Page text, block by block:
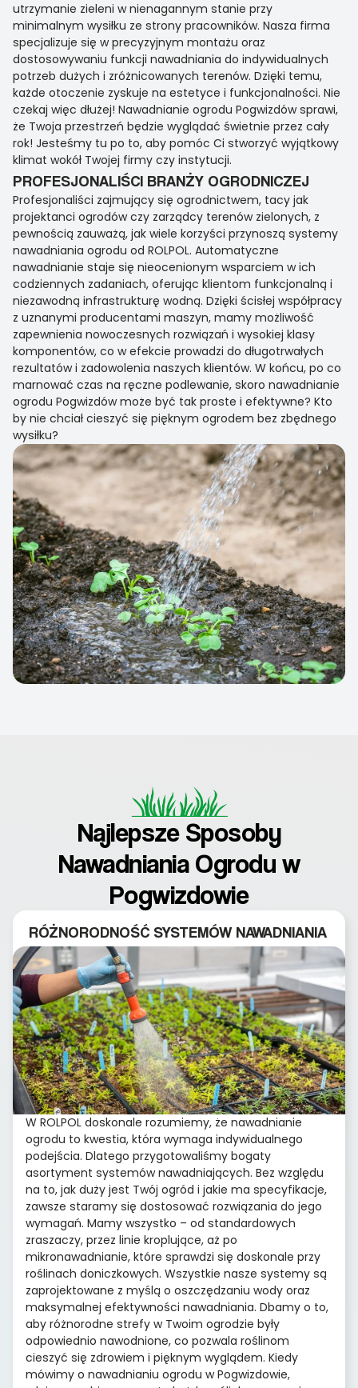
utrzymanie zieleni w nienagannym stanie przy
minimalnym wysiłku ze strony pracowników. Nasza firma
specjalizuje się w precyzyjnym montażu oraz
dostosowywaniu funkcji nawadniania do indywidualnych
potrzeb dużych i zróżnicowanych terenów. Dzięki temu,
każde otoczenie zyskuje na estetyce i funkcjonalności. Nie
czekaj więc dłużej! Nawadnianie ogrodu Pogwizdów sprawi,
że Twoja przestrzeń będzie wyglądać świetnie przez cały
rok! Jesteśmy tu po to, aby pomóc Ci stworzyć wyjątkowy
klimat wokół Twojej firmy czy instytucji.
PROFESJONALIŚCI BRANŻY OGRODNICZEJ
Profesjonaliści zajmujący się ogrodnictwem, tacy jak
projektanci ogrodów czy zarządcy terenów zielonych, z
pewnością zauważą, jak wiele korzyści przynoszą systemy
nawadniania ogrodu od ROLPOL. Automatyczne
nawadnianie staje się nieocenionym wsparciem w ich
codziennych zadaniach, oferując klientom funkcjonalną i
niezawodną infrastrukturę wodną. Dzięki ścisłej współpracy
z uznanymi producentami maszyn, mamy możliwość
zapewnienia nowoczesnych rozwiązań i wysokiej klasy
komponentów, co w efekcie prowadzi do długotrwałych
rezultatów i zadowolenia naszych klientów. W końcu, po co
marnować czas na ręczne podlewanie, skoro nawadnianie
ogrodu Pogwizdów może być tak proste i efektywne? Kto
by nie chciał cieszyć się pięknym ogrodem bez zbędnego
wysiłku?
Najlepsze Sposoby
Nawadniania Ogrodu w
Pogwizdowie
RÓŻNORODNOŚĆ SYSTEMÓW NAWADNIANIA
W ROLPOL doskonale rozumiemy, że nawadnianie
ogrodu to kwestia, która wymaga indywidualnego
podejścia. Dlatego przygotowaliśmy bogaty
asortyment systemów nawadniających. Bez względu
na to, jak duży jest Twój ogród i jakie ma specyfikacje,
zawsze staramy się dostosować rozwiązania do jego
wymagań. Mamy wszystko – od standardowych
zraszaczy, przez linie kroplujące, aż po
mikronawadnianie, które sprawdzi się doskonale przy
roślinach doniczkowych. Wszystkie nasze systemy są
zaprojektowane z myślą o oszczędzaniu wody oraz
maksymalnej efektywności nawadniania. Dbamy o to,
aby różnorodne strefy w Twoim ogrodzie były
odpowiednio nawodnione, co pozwala roślinom
cieszyć się zdrowiem i pięknym wyglądem. Kiedy
mówimy o nawadnianiu ogrodu w Pogwizdowie,